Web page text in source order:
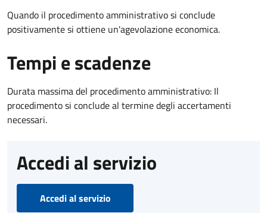
Quando il procedimento amministrativo si conclude
positivamente si ottiene un'agevolazione economica.
Tempi e scadenze
Durata massima del procedimento amministrativo: Il
procedimento si conclude al termine degli accertamenti
necessari.
Accedi al servizio
Accedi al servizio